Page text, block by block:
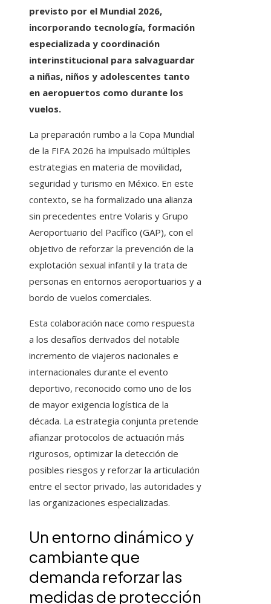
previsto por el Mundial 2026,
incorporando tecnología, formación
especializada y coordinación
interinstitucional para salvaguardar
a niñas, niños y adolescentes tanto
en aeropuertos como durante los
vuelos.
La preparación rumbo a la Copa Mundial
de la FIFA 2026 ha impulsado múltiples
estrategias en materia de movilidad,
seguridad y turismo en México. En este
contexto, se ha formalizado una alianza
sin precedentes entre Volaris y Grupo
Aeroportuario del Pacífico (GAP), con el
objetivo de reforzar la prevención de la
explotación sexual infantil y la trata de
personas en entornos aeroportuarios y a
bordo de vuelos comerciales.
Esta colaboración nace como respuesta
a los desafíos derivados del notable
incremento de viajeros nacionales e
internacionales durante el evento
deportivo, reconocido como uno de los
de mayor exigencia logística de la
década. La estrategia conjunta pretende
afianzar protocolos de actuación más
rigurosos, optimizar la detección de
posibles riesgos y reforzar la articulación
entre el sector privado, las autoridades y
las organizaciones especializadas.
Un entorno dinámico y
cambiante que
demanda reforzar las
medidas de protección